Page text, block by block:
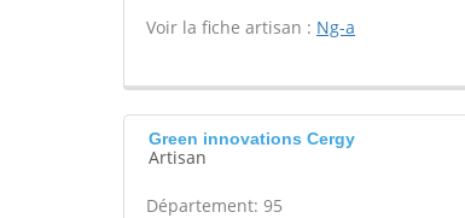
Voir la fiche artisan : Ng-a
Green innovations Cergy
Artisan
Département: 95